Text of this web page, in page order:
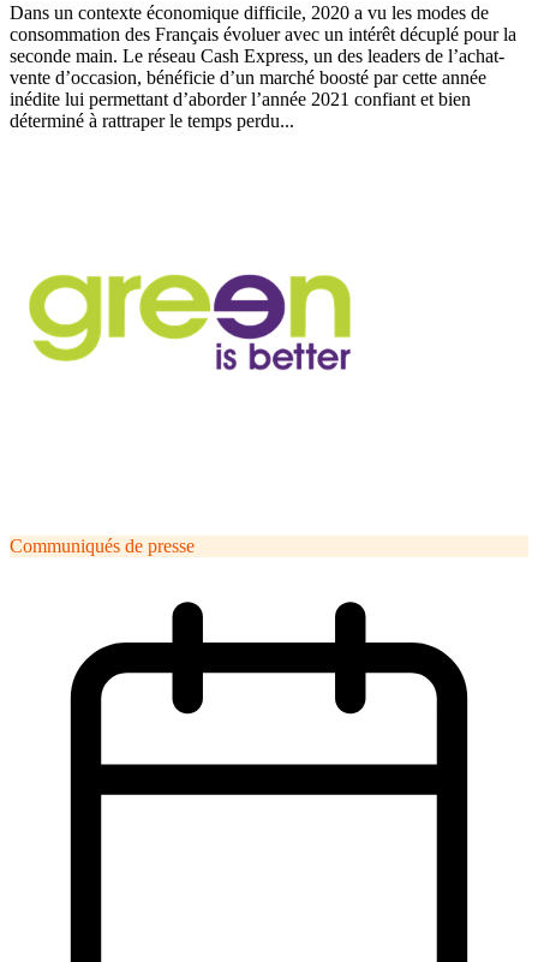
Dans un contexte économique difficile, 2020 a vu les modes de
consommation des Français évoluer avec un intérêt décuplé pour la
seconde main. Le réseau Cash Express, un des leaders de l’achat-
vente d’occasion, bénéficie d’un marché boosté par cette année
inédite lui permettant d’aborder l’année 2021 confiant et bien
déterminé à rattraper le temps perdu...
Communiqués de presse